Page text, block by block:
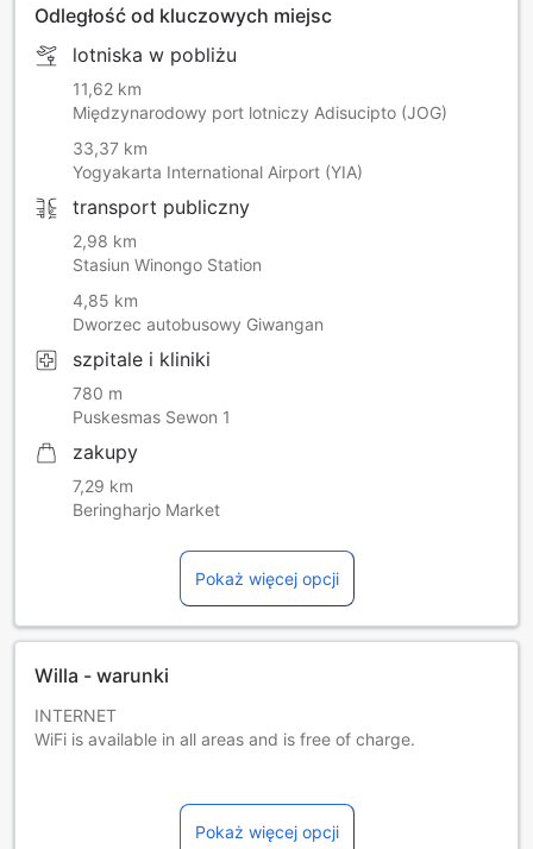
Odległość od kluczowych miejsc
lotniska w pobliżu
11,62 km
Międzynarodowy port lotniczy Adisucipto (JOG)
33,37 km
Yogyakarta International Airport (YIA)
transport publiczny
2,98 km
Stasiun Winongo Station
4,85 km
Dworzec autobusowy Giwangan
szpitale i kliniki
780 m
Puskesmas Sewon 1
zakupy
7,29 km
Beringharjo Market
Pokaż więcej opcji
Willa - warunki
INTERNET
WiFi is available in all areas and is free of charge.
Free private parking is possible on site (reservation is not
Pokaż więcej opcji